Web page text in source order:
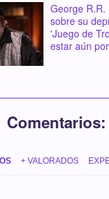
George
sobre su
'Juego de
estar aún
Comentarios:
+ VALORADOS